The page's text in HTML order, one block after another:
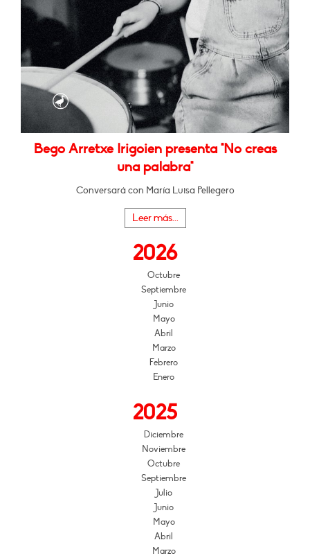
Bego Arretxe Irigoien presenta "No creas
una palabra"
Conversará con María Luisa Pellegero
Leer más...
2026
Octubre
Septiembre
Junio
Mayo
Abril
Marzo
Febrero
Enero
2025
Diciembre
Noviembre
Octubre
Septiembre
Julio
Junio
Mayo
Abril
Marzo